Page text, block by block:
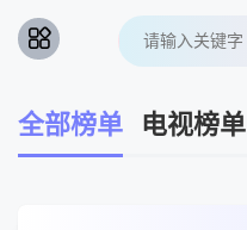
全部榜单 电视榜单